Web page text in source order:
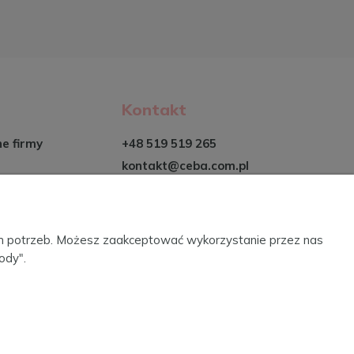
firmy
Kontakt
+48 519 519 265
kontakt@ceba.com.pl
potrzeb. Możesz zaakceptować wykorzystanie przez nas